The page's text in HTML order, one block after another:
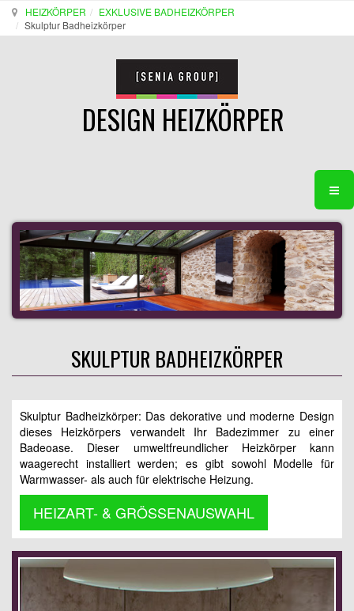
HEIZKÖRPER
EXKLUSIVE BADHEIZKÖRPER
Skulptur Badheizkörper
DESIGN HEIZKÖRPER
SKULPTUR BADHEIZKÖRPER
Skulptur Badheizkörper: Das dekorative und moderne Design
dieses Heizkörpers verwandelt Ihr Badezimmer zu einer
Badeoase. Dieser umweltfreundlicher Heizkörper kann
waagerecht installiert werden; es gibt sowohl Modelle für
Warmwasser- als auch für elektrische Heizung.
HEIZART- & GRÖSSENAUSWAHL